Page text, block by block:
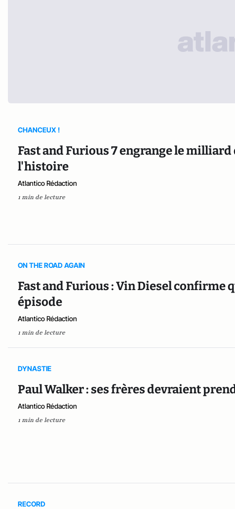
CHANCEUX !
Fast and Furious 7 engrange le
l'histoire
Atlantico Rédaction
1 min de lecture
ON THE ROAD AGAIN
Fast and Furious : Vin Diesel confirme
épisode
Atlantico Rédaction
1 min de lecture
DYNASTIE
Paul Walker : ses frères devraient
Atlantico Rédaction
1 min de lecture
RECORD